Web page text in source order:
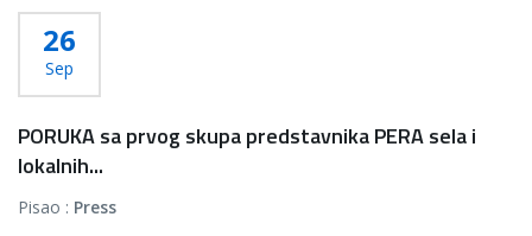
26
Sep
PORUKA sa prvog skupa predstavnika PERA sela i
lokalnih...
Pisao : Press